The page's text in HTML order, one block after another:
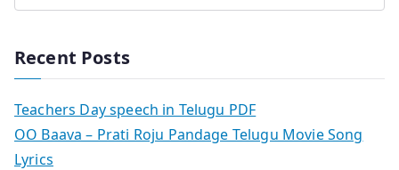
Recent Posts
Teachers Day speech in Telugu PDF
OO Baava – Prati Roju Pandage Telugu Movie Song
Lyrics